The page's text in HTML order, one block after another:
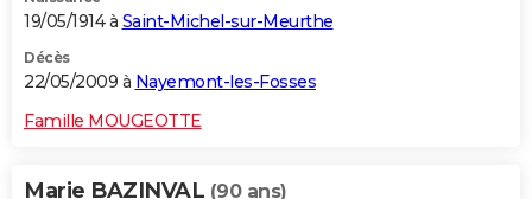
19/05/1914 à Saint-Michel-sur-Meurthe
Décès
22/05/2009 à Nayemont-les-Fosses
Famille MOUGEOTTE
Marie BAZINVAL (90 ans)